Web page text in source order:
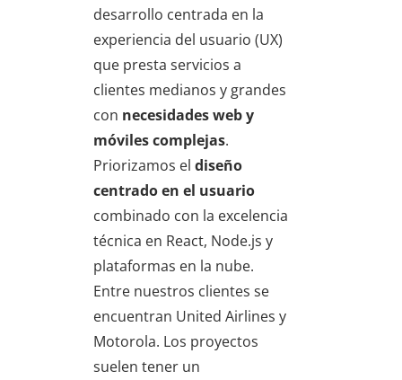
desarrollo centrada en la
experiencia del usuario (UX)
que presta servicios a
clientes medianos y grandes
con necesidades web y
móviles complejas.
Priorizamos el diseño
centrado en el usuario
combinado con la excelencia
técnica en React, Node.js y
plataformas en la nube.
Entre nuestros clientes se
encuentran United Airlines y
Motorola. Los proyectos
suelen tener un